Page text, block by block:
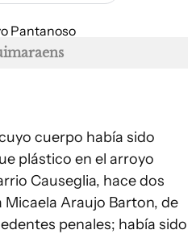
cuerpo había sido
plástico en el arroyo
Causeglia, hace dos
Araujo Barton, de
penales; había sido